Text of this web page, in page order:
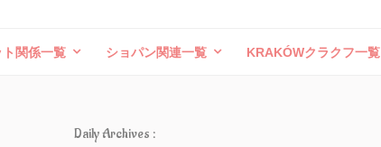
関係一覧 ショパン関連一覧 KRAKÓWクラクフ一覧
Daily Archives :